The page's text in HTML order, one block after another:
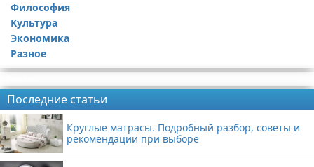
Философия
Культура
Экономика
Разное
Последние статьи
Круглые матрасы. Подробный разбор, советы и
рекомендации при выборе